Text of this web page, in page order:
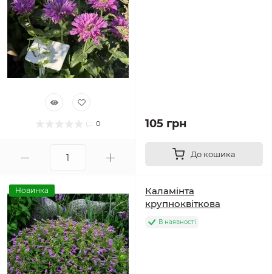
0 105 грн
До кошика
Новинка
Каламінта
крупноквіткова
В наявності